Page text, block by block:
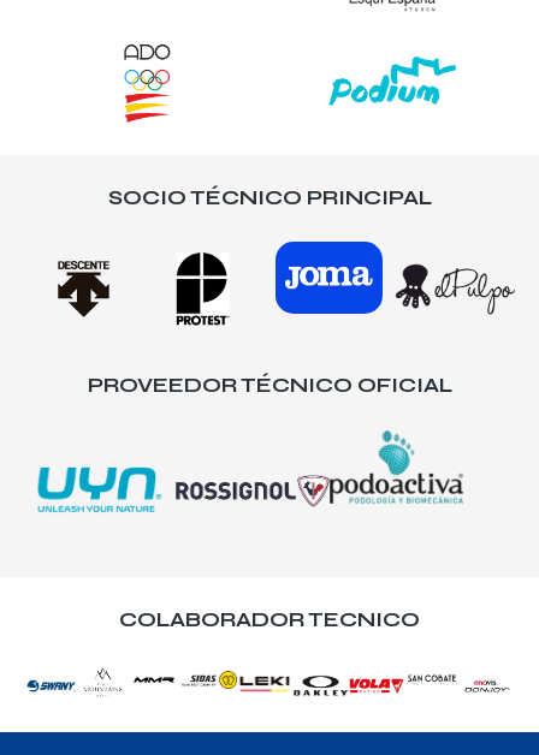
SOCIO TÉCNICO PRINCIPAL
PROVEEDOR TÉCNICO OFICIAL
COLABORADOR TECNICO